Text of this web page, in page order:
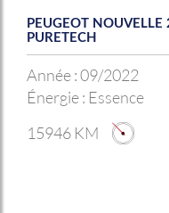
PEUGEOT
PURETECH
Année :09/2022
Énergie : Essence
15946 KM